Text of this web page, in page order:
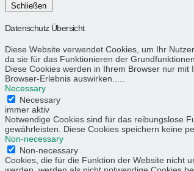
Schließen
Datenschutz Übersicht
Diese Website verwendet Cookies, um Ihr
da sie für das Funktionieren der
Diese Cookies werden in Ihrem Browser nur
Browser-Erlebnis auswirken.....
Necessary
Necessary
immer aktiv
Notwendige Cookies sind für das reibungslose
gewährleisten. Diese Cookies speichern keine
Non-necessary
Non-necessary
Cookies, die für die Funktion der Website nicht